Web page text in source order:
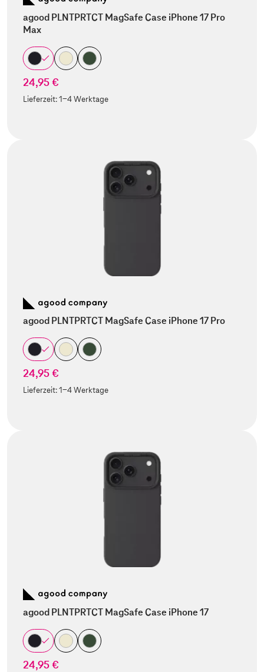
agood PLNTPRTCT MagSafe Case iPhone 17 Pro
Max
24,95 €
Lieferzeit:1-4 Werktage
agood PLNTPRTCT MagSafe Case iPhone 17 Pro
24,95 €
Lieferzeit:1-4 Werktage
agood PLNTPRTCT MagSafe Case iPhone 17
24,95 €